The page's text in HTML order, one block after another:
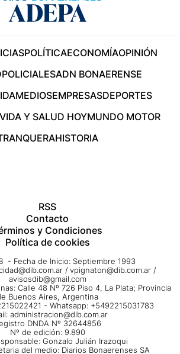
POLÍTICAECONOMÍAOPINIÓN
POLICIALESADN BONAERENSE
MEDIOSEMPRESASDEPORTES
Y SALUD HOYMUNDO MOTOR
HISTORIA
RSS
Contacto
y Condiciones
Política de cookies
- Fecha de Inicio: Septiembre 1993
/ vpignaton@dib.com.ar /
avisosdib@gmail.com
Calle 48 Nº 726 Piso 4, La Plata; Provincia
Buenos Aires, Argentina
- Whatsapp: +5492215031783
administracion@dib.com.ar
DNDA Nº 32644856
Nº de edición: 9.890
Gonzalo Julián Irazoqui
del medio: Diarios Bonaerenses SA